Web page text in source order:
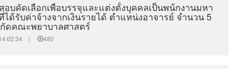
อบคัดเลือกเพื่อบรรจุและแต่งตั้งบุคคลเป็นพน้กงานมหา
ได้รับค่าจ้างจากเงินรายได้ ตำแหน่งอาจารย์ จำนวน 5
ดคณะพยาบาลศาสตร์
14:02:34 | 480